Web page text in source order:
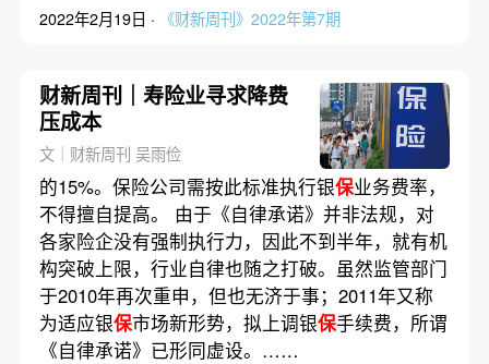
2022年2月19日 · 《财新周刊》2022年第7期
财新周刊｜寿险业寻求降费
压成本
文｜财新周刊 吴雨俭
的15%。保险公司需按此标准执行银保业务费率，
不得擅自提高。 由于《自律承诺》并非法规，对
各家险企没有强制执行力，因此不到半年，就有机
构突破上限，行业自律也随之打破。虽然监管部门
于2010年再次重申，但也无济于事；2011年又称
为适应银保市场新形势，拟上调银保手续费，所谓
《自律承诺》已形同虚设。……